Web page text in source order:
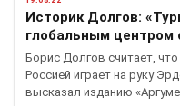
Историк Долгов:
глобальным центром
Борис Долгов считает,
Россией играет на руку
высказал изданию